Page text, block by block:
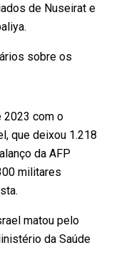
de Nuseirat e
sobre os
2023 com o
que deixou 1.218
da AFP
militares
matou pelo
da Saúde